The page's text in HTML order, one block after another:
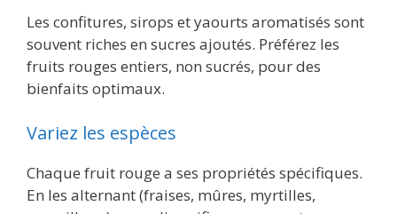
Les confitures, sirops et yaourts aromatisés sont
souvent riches en sucres ajoutés. Préférez les
fruits rouges entiers, non sucrés, pour des
bienfaits optimaux.
Variez les espèces
Chaque fruit rouge a ses propriétés spécifiques.
En les alternant (fraises, mûres, myrtilles,